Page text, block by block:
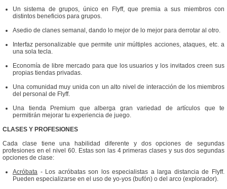
Un sistema de grupos, único en Flyff, que premia a sus miembros con
distintos beneficios para grupos.
Asedio de clanes semanal, dando lo mejor de lo mejor para derrotar al otro.
Interfaz personalizable que permite unir múltiples acciones, ataques, etc. a
una sola tecla.
Economía de libre mercado para que los usuarios y los invitados creen sus
propias tiendas privadas.
Una comunidad muy unida con un alto nivel de interacción de los miembros
del personal de Flyff.
Una tienda Premium que alberga gran variedad de artículos que te
permitirán mejorar tu experiencia de juego.
CLASES Y PROFESIONES
Cada clase tiene una habilidad diferente y dos opciones de segundas
profesiones en el nivel 60. Estas son las 4 primeras clases y sus dos segundas
opciones de clase:
Acróbata - Los acróbatas son los especialistas a larga distancia de Flyff.
Pueden especializarse en el uso de yo-yos (bufón) o del arco (explorador).